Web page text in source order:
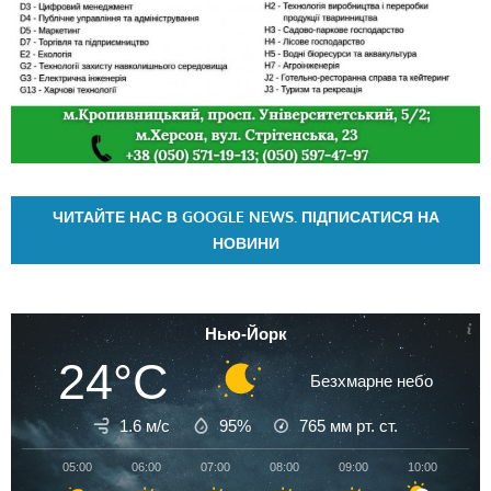
ЧИТАЙТЕ НАС В GOOGLE NEWS. ПІДПИСАТИСЯ НА
НОВИНИ
Нью-Йорк
24°C Безхмарне небо
1.6 м/с 95% 765 мм рт. ст.
05:00 06:00 07:00 08:00 09:00 10:00